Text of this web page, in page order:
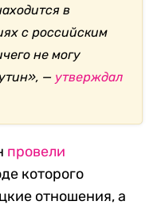
в
с российским
не могу
— утверждал
провели
которого
отношения, а